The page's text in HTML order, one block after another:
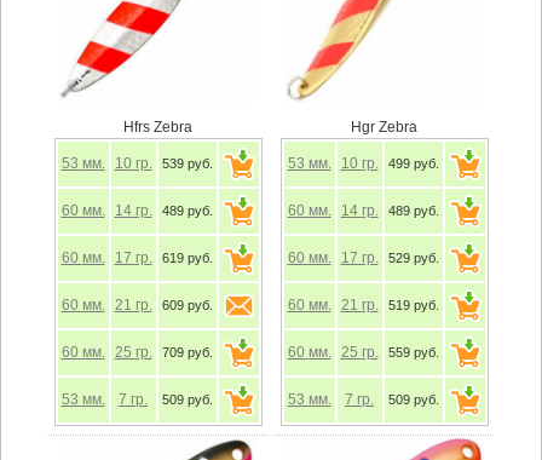
Hfrs Zebra
53 мм. 10 гр. 539 руб.
60 мм. 14 гр. 489 руб.
60 мм. 17 гр. 619 руб.
60 мм. 21 гр. 609 руб.
60 мм. 25 гр. 709 руб.
53 мм. 7 гр. 509 руб.
Hgr Zebra
53 мм. 10 гр. 499 руб.
60 мм. 14 гр. 489 руб.
60 мм. 17 гр. 529 руб.
60 мм. 21 гр. 519 руб.
60 мм. 25 гр. 559 руб.
53 мм. 7 гр. 509 руб.